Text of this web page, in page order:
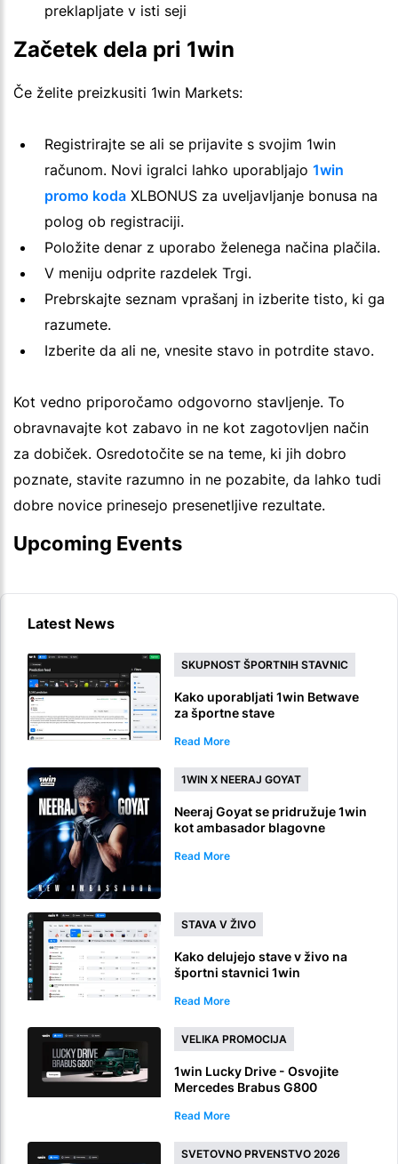
preklapljate v isti seji
Začetek dela pri 1win
Če želite preizkusiti 1win Markets:
Registrirajte se ali se prijavite s svojim 1win
računom. Novi igralci lahko uporabljajo 1win
promo koda XLBONUS za uveljavljanje bonusa na
polog ob registraciji.
Položite denar z uporabo želenega načina plačila.
V meniju odprite razdelek Trgi.
Prebrskajte seznam vprašanj in izberite tisto, ki ga
razumete.
Izberite da ali ne, vnesite stavo in potrdite stavo.
Kot vedno priporočamo odgovorno stavljenje. To
obravnavajte kot zabavo in ne kot zagotovljen način
za dobiček. Osredotočite se na teme, ki jih dobro
poznate, stavite razumno in ne pozabite, da lahko tudi
dobre novice prinesejo presenetljive rezultate.
Upcoming Events
Latest News
SKUPNOST ŠPORTNIH STAVNIC
Kako uporabljati 1win Betwave
za športne stave
Read More
1WIN X NEERAJ GOYAT
Neeraj Goyat se pridružuje 1win
kot ambasador blagovne
Read More
STAVA V ŽIVO
Kako delujejo stave v živo na
športni stavnici 1win
Read More
VELIKA PROMOCIJA
1win Lucky Drive - Osvojite
Mercedes Brabus G800
Read More
SVETOVNO PRVENSTVO 2026